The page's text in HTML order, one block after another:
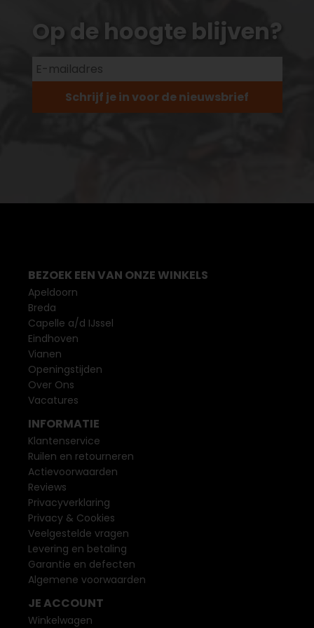
Op de hoogte blijven?
Schrijf je in voor de nieuwsbrief
BEZOEK EEN VAN ONZE WINKELS
Apeldoorn
Breda
Capelle a/d IJssel
Eindhoven
Vianen
Openingstijden
Over Ons
Vacatures
INFORMATIE
Klantenservice
Ruilen en retourneren
Actievoorwaarden
Reviews
Privacyverklaring
Privacy & Cookies
Veelgestelde vragen
Levering en betaling
Garantie en defecten
Algemene voorwaarden
JE ACCOUNT
Winkelwagen